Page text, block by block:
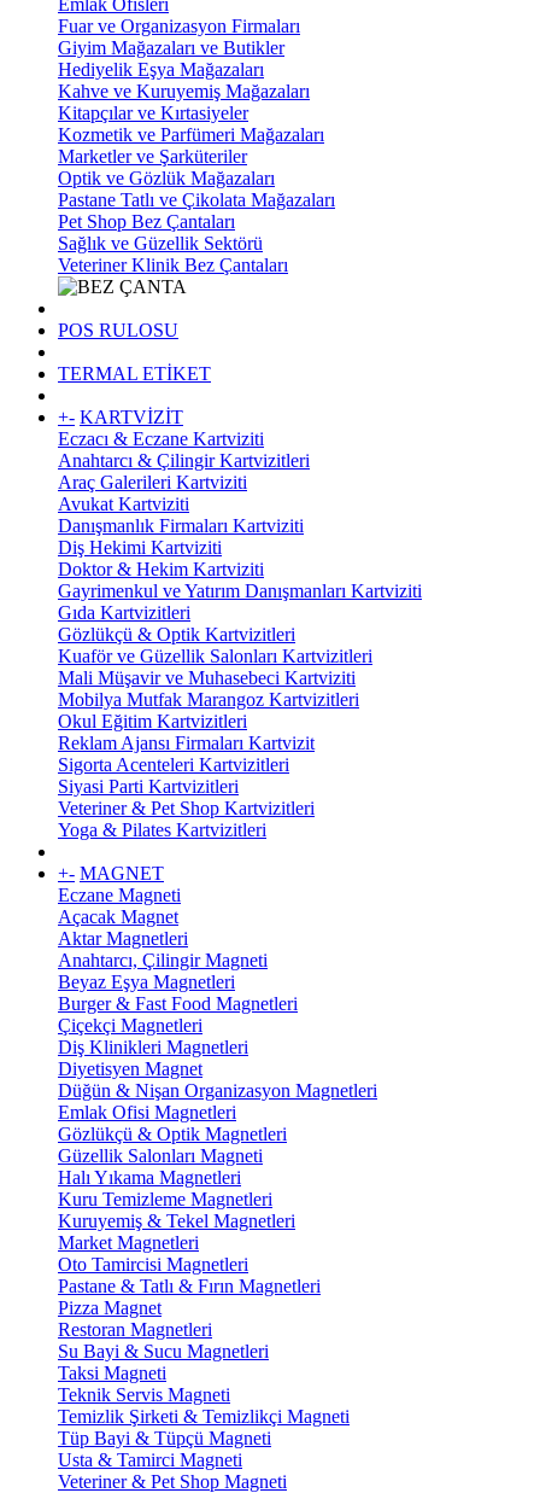
Emlak Ofisleri
Fuar ve Organizasyon Firmaları
Giyim Mağazaları ve Butikler
Hediyelik Eşya Mağazaları
Kahve ve Kuruyemiş Mağazaları
Kitapçılar ve Kırtasiyeler
Kozmetik ve Parfümeri Mağazaları
Marketler ve Şarküteriler
Optik ve Gözlük Mağazaları
Pastane Tatlı ve Çikolata Mağazaları
Pet Shop Bez Çantaları
Sağlık ve Güzellik Sektörü
Veteriner Klinik Bez Çantaları
POS RULOSU
TERMAL ETİKET
+- KARTVİZİT
Eczacı & Eczane Kartviziti
Anahtarcı & Çilingir Kartvizitleri
Araç Galerileri Kartviziti
Avukat Kartviziti
Danışmanlık Firmaları Kartviziti
Diş Hekimi Kartviziti
Doktor & Hekim Kartviziti
Gayrimenkul ve Yatırım Danışmanları Kartviziti
Gıda Kartvizitleri
Gözlükçü & Optik Kartvizitleri
Kuaför ve Güzellik Salonları Kartvizitleri
Mali Müşavir ve Muhasebeci Kartviziti
Mobilya Mutfak Marangoz Kartvizitleri
Okul Eğitim Kartvizitleri
Reklam Ajansı Firmaları Kartvizit
Sigorta Acenteleri Kartvizitleri
Siyasi Parti Kartvizitleri
Veteriner & Pet Shop Kartvizitleri
Yoga & Pilates Kartvizitleri
+- MAGNET
Eczane Magneti
Açacak Magnet
Aktar Magnetleri
Anahtarcı, Çilingir Magneti
Beyaz Eşya Magnetleri
Burger & Fast Food Magnetleri
Çiçekçi Magnetleri
Diş Klinikleri Magnetleri
Diyetisyen Magnet
Düğün & Nişan Organizasyon Magnetleri
Emlak Ofisi Magnetleri
Gözlükçü & Optik Magnetleri
Güzellik Salonları Magneti
Halı Yıkama Magnetleri
Kuru Temizleme Magnetleri
Kuruyemiş & Tekel Magnetleri
Market Magnetleri
Oto Tamircisi Magnetleri
Pastane & Tatlı & Fırın Magnetleri
Pizza Magnet
Restoran Magnetleri
Su Bayi & Sucu Magnetleri
Taksi Magneti
Teknik Servis Magneti
Temizlik Şirketi & Temizlikçi Magneti
Tüp Bayi & Tüpçü Magneti
Usta & Tamirci Magneti
Veteriner & Pet Shop Magneti